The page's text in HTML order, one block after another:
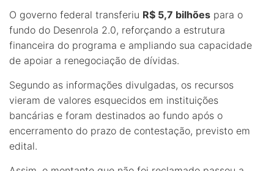
O governo federal transferiu R$ 5,7 bilhões para o
fundo do Desenrola 2.0, reforçando a estrutura
financeira do programa e ampliando sua capacidade
de apoiar a renegociação de dívidas.
Segundo as informações divulgadas, os recursos
vieram de valores esquecidos em instituições
bancárias e foram destinados ao fundo após o
encerramento do prazo de contestação, previsto em
edital.